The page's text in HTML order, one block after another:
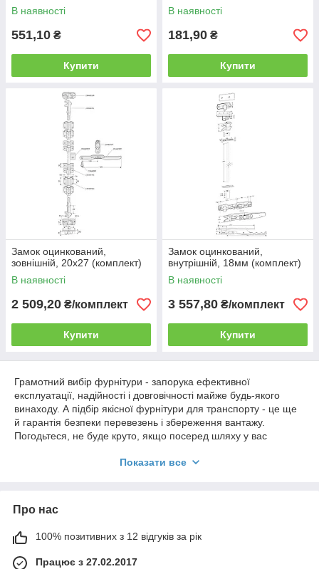
В наявності
551,10 ₴
Купити
В наявності
181,90 ₴
Купити
Замок оцинкований,
зовнішній, 20х27 (комплект)
В наявності
2 509,20 ₴/комплект
Купити
Замок оцинкований,
внутрішній, 18мм (комплект)
В наявності
3 557,80 ₴/комплект
Купити
Грамотний вибір фурнітури - запорука ефективної
експлуатації, надійності і довговічності майже будь-якого
винаходу. А підбір якісної фурнітури для транспорту - це ще
й гарантія безпеки перевезень і збереження вантажу.
Погодьтеся, не буде круто, якщо посеред шляху у вас
сайті “Prostir” представлена ворітна і тентова фурнітура для
визнано автомобілістами у всій Європі.
напівпричепів?
Яким деталям віддавати перевагу власникам напівпричепів?
Показати все
Про нас
100% позитивних з 12 відгуків за рік
Працює з 27.02.2017